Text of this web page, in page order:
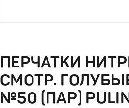
ПЕРЧАТКИ
СМОТР.
№50 (ПАР)